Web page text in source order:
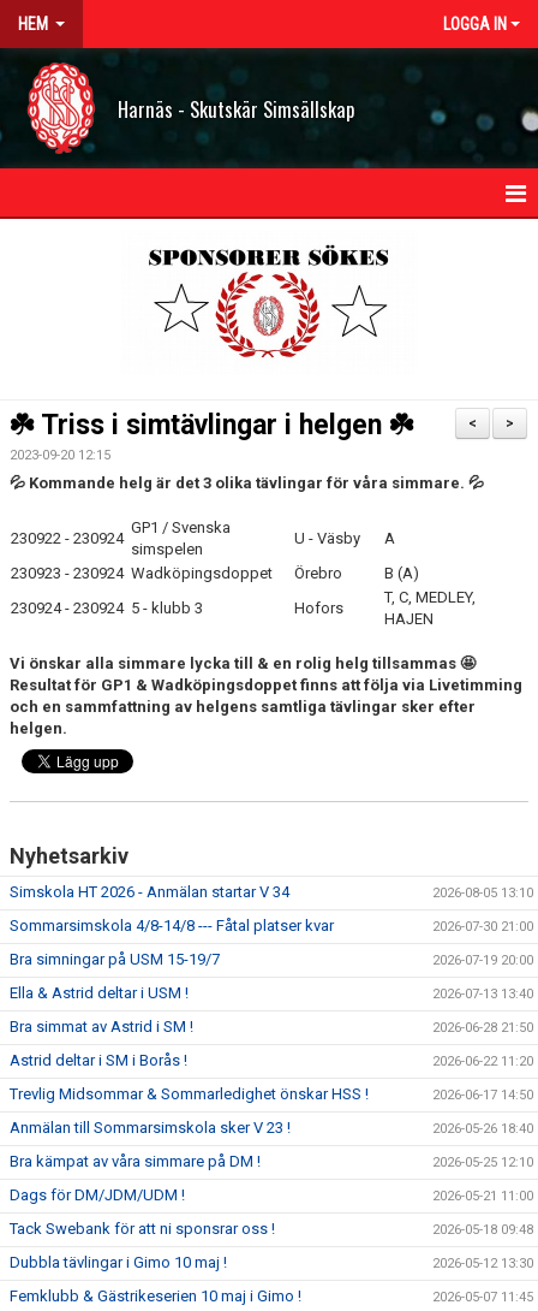
HEM LOGGA IN
Harnäs - Skutskär Simsällskap
STYRELSEN
FJÄRRANHÖJDERBADET
HARNÄSBADET
>
<
☘️ Triss i simtävlingar i helgen ☘️
2023-09-20 12:15
💦 Kommande helg är det 3 olika tävlingar för våra simmare. 💦
230922 - 230924
GP1 / Svenska
simspelen
U - Väsby
A
230923 - 230924 Wadköpingsdoppet Örebro
B (A)
230924 - 230924 5 - klubb 3 Hofors
T, C, MEDLEY,
HAJEN
Vi önskar alla simmare lycka till & en rolig helg tillsammas 🤩
Resultat för GP1 & Wadköpingsdoppet finns att följa via Livetimming
och en sammfattning av helgens samtliga tävlingar sker efter
helgen.
Nyhetsarkiv
Simskola HT 2026 - Anmälan startar V 34 2026-08-05 13:10
Sommarsimskola 4/8-14/8 --- Fåtal platser kvar 2026-07-30 21:00
Bra simningar på USM 15-19/7 2026-07-19 20:00
Ella & Astrid deltar i USM ! 2026-07-13 13:40
Bra simmat av Astrid i SM ! 2026-06-28 21:50
Astrid deltar i SM i Borås ! 2026-06-22 11:20
Trevlig Midsommar & Sommarledighet önskar HSS ! 2026-06-17 14:50
Anmälan till Sommarsimskola sker V 23 ! 2026-05-26 18:40
Bra kämpat av våra simmare på DM ! 2026-05-25 12:10
Dags för DM/JDM/UDM ! 2026-05-21 11:00
Tack Swebank för att ni sponsrar oss ! 2026-05-18 09:48
Dubbla tävlingar i Gimo 10 maj ! 2026-05-12 13:30
Femklubb & Gästrikeserien 10 maj i Gimo ! 2026-05-07 11:45